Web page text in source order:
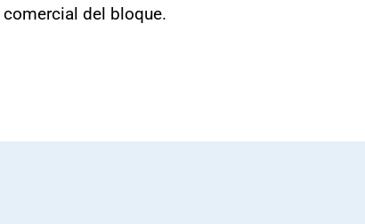
del bloque.